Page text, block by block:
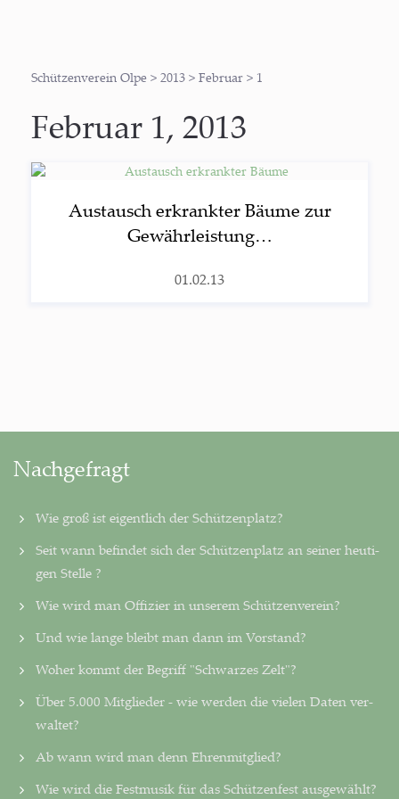
Schützenverein Olpe > 2013 > Februar > 1
Februar 1, 2013
Aus­tausch erkrank­ter Bäu­me zur
Gewähr­leis­tung…
01.02.13
Nachgefragt
Wie groß ist eigentlich der Schützenplatz?
Seit wann befindet sich der Schützenplatz an seiner heu­ti­
gen Stelle ?
Wie wird man Offizier in unserem Schützenverein?
Und wie lange bleibt man dann im Vorstand?
Woher kommt der Begriff "Schwarzes Zelt"?
Über 5.000 Mitglieder - wie werden die vielen Daten ver­
wal­tet?
Ab wann wird man denn Ehrenmitglied?
Wie wird die Festmusik für das Schützenfest ausgewählt?